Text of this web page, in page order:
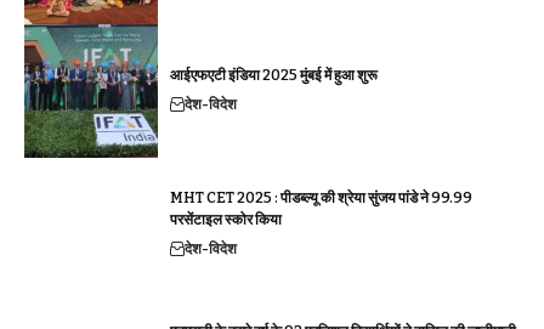
आईएफएटी इंडिया 2025 मुंबई में हुआ शुरू
देश-विदेश
MHT CET 2025 : पीडब्ल्यू की श्रेया सुंजय पांडे ने 99.99
परसेंटाइल स्कोर किया
देश-विदेश